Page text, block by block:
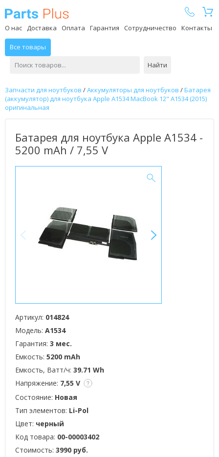
О нас Доставка Оплата Гарантия Сотрудничество Контакты
Все товары
Найти
Запчасти для ноутбуков /Аккумуляторы для ноутбуков /Батарея
(аккумулятор) для ноутбука Apple A1534 MacBook 12" A1534 (2015)
оригинальная
Батарея для ноутбука Apple A1534 -
5200 mAh / 7,55 V
Артикул: 014824
Модель: A1534
Гарантия: 3 мес.
Емкость: 5200 mAh
Емкость, Ватт/ч: 39.71 Wh
Напряжение: 7,55 V
Состояние: Новая
Тип элементов: Li-Pol
Цвет: черный
Код товара: 00-00003402
Стоимость: 3990 руб.